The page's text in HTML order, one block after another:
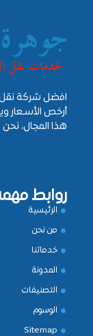
افضل شركة
أرخص الأسـعار
هذا المجال،
روابط
الرئيسية
من نحن
خدماتنا
المدونة
التصنيفات
الوسوم
Sitemap